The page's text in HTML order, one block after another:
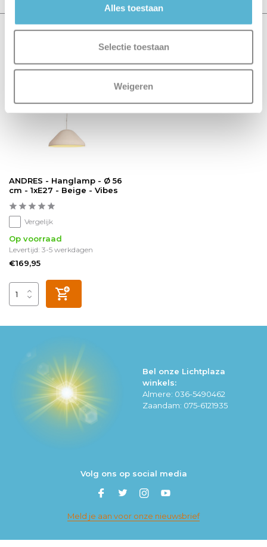
Alles toestaan
Selectie toestaan
Weigeren
ANDRES - Hanglamp - Ø 56
cm - 1xE27 - Beige - Vibes
Vergelijk
Op voorraad
Levertijd: 3-5 werkdagen
€169,95
Bel onze Lichtplaza
winkels:
Almere: 036-5490462
Zaandam: 075-6121935
Volg ons op social media
Meld je aan voor onze nieuwsbrief